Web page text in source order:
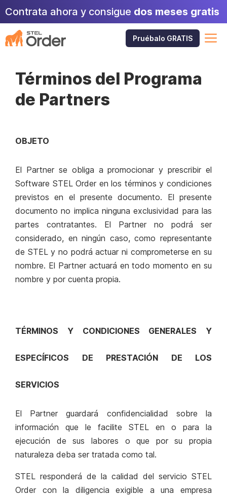
Skip
content
Contrata ahora y consigue dos meses gratis
Pruébalo GRATIS
Términos del Programa
de Partners
OBJETO
El Partner se obliga a promocionar y prescribir el
Software STEL Order en los términos y condiciones
previstos en el presente documento. El presente
documento no implica ninguna exclusividad para las
partes contratantes. El Partner no podrá ser
considerado, en ningún caso, como representante
de STEL y no podrá actuar ni comprometerse en su
nombre. El Partner actuará en todo momento en su
nombre y por cuenta propia.
TÉRMINOS Y CONDICIONES GENERALES Y
ESPECÍFICOS DE PRESTACIÓN DE LOS
SERVICIOS
El Partner guardará confidencialidad sobre la
información que le facilite STEL en o para la
ejecución de sus labores o que por su propia
naturaleza deba ser tratada como tal.
STEL responderá de la calidad del servicio STEL
Order con la diligencia exigible a una empresa